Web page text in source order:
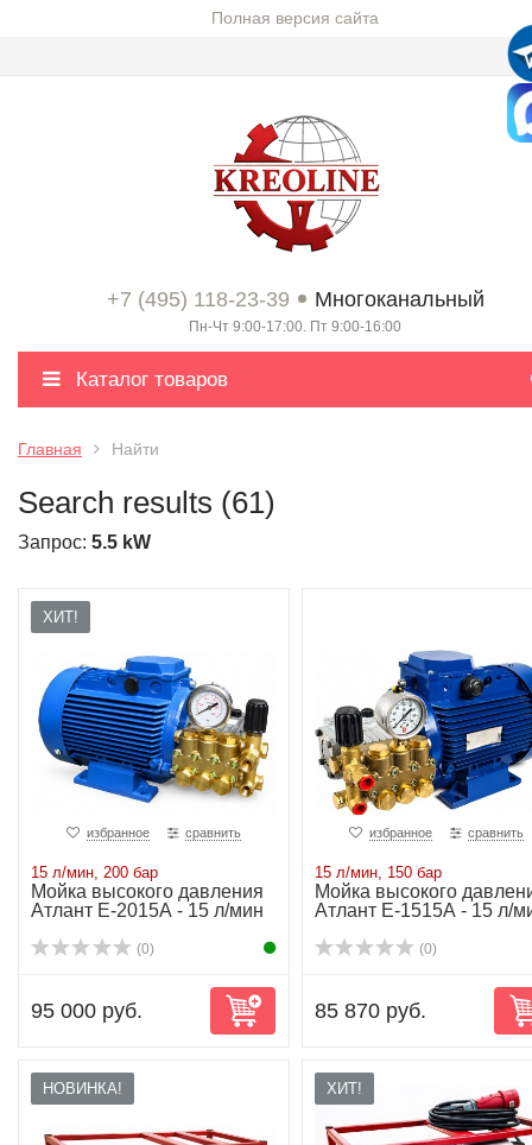
Полная версия сайта
+7 (495) 118-23-39 Многоканальный
Пн-Чт 9:00-17:00. Пт 9:00-16:00
Каталог товаров
Главная Найти
Search results (61)
Запрос: 5.5 kW
ХИТ!
избранное сравнить
15 л/мин, 200 бар
Мойка высокого давления
Атлант Е-2015А - 15 л/мин
(0)
95 000 руб.
избранное сравнить
15 л/мин, 150 бар
Мойка высокого
Атлант Е-1515А - 15 л/
(0)
85 870 руб.
НОВИНКА! ХИТ!